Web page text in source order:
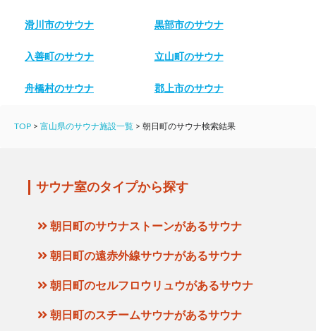
滑川市のサウナ 黒部市のサウナ
入善町のサウナ 立山町のサウナ
舟橋村のサウナ 郡上市のサウナ
TOP > 富山県のサウナ施設一覧 > 朝日町のサウナ検索結果
サウナ室のタイプから探す
朝日町のサウナストーンがあるサウナ
朝日町の遠赤外線サウナがあるサウナ
朝日町のセルフロウリュウがあるサウナ
朝日町のスチームサウナがあるサウナ